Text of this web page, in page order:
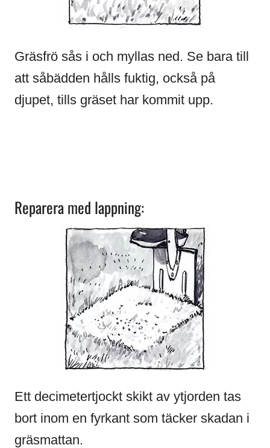
Gräsfrö sås i och myllas ned. Se bara till
att såbädden hålls fuktig, också på
djupet, tills gräset har kommit upp.
Reparera med lappning:
Ett decimetertjockt skikt av ytjorden tas
bort inom en fyrkant som täcker skadan i
gräsmattan.